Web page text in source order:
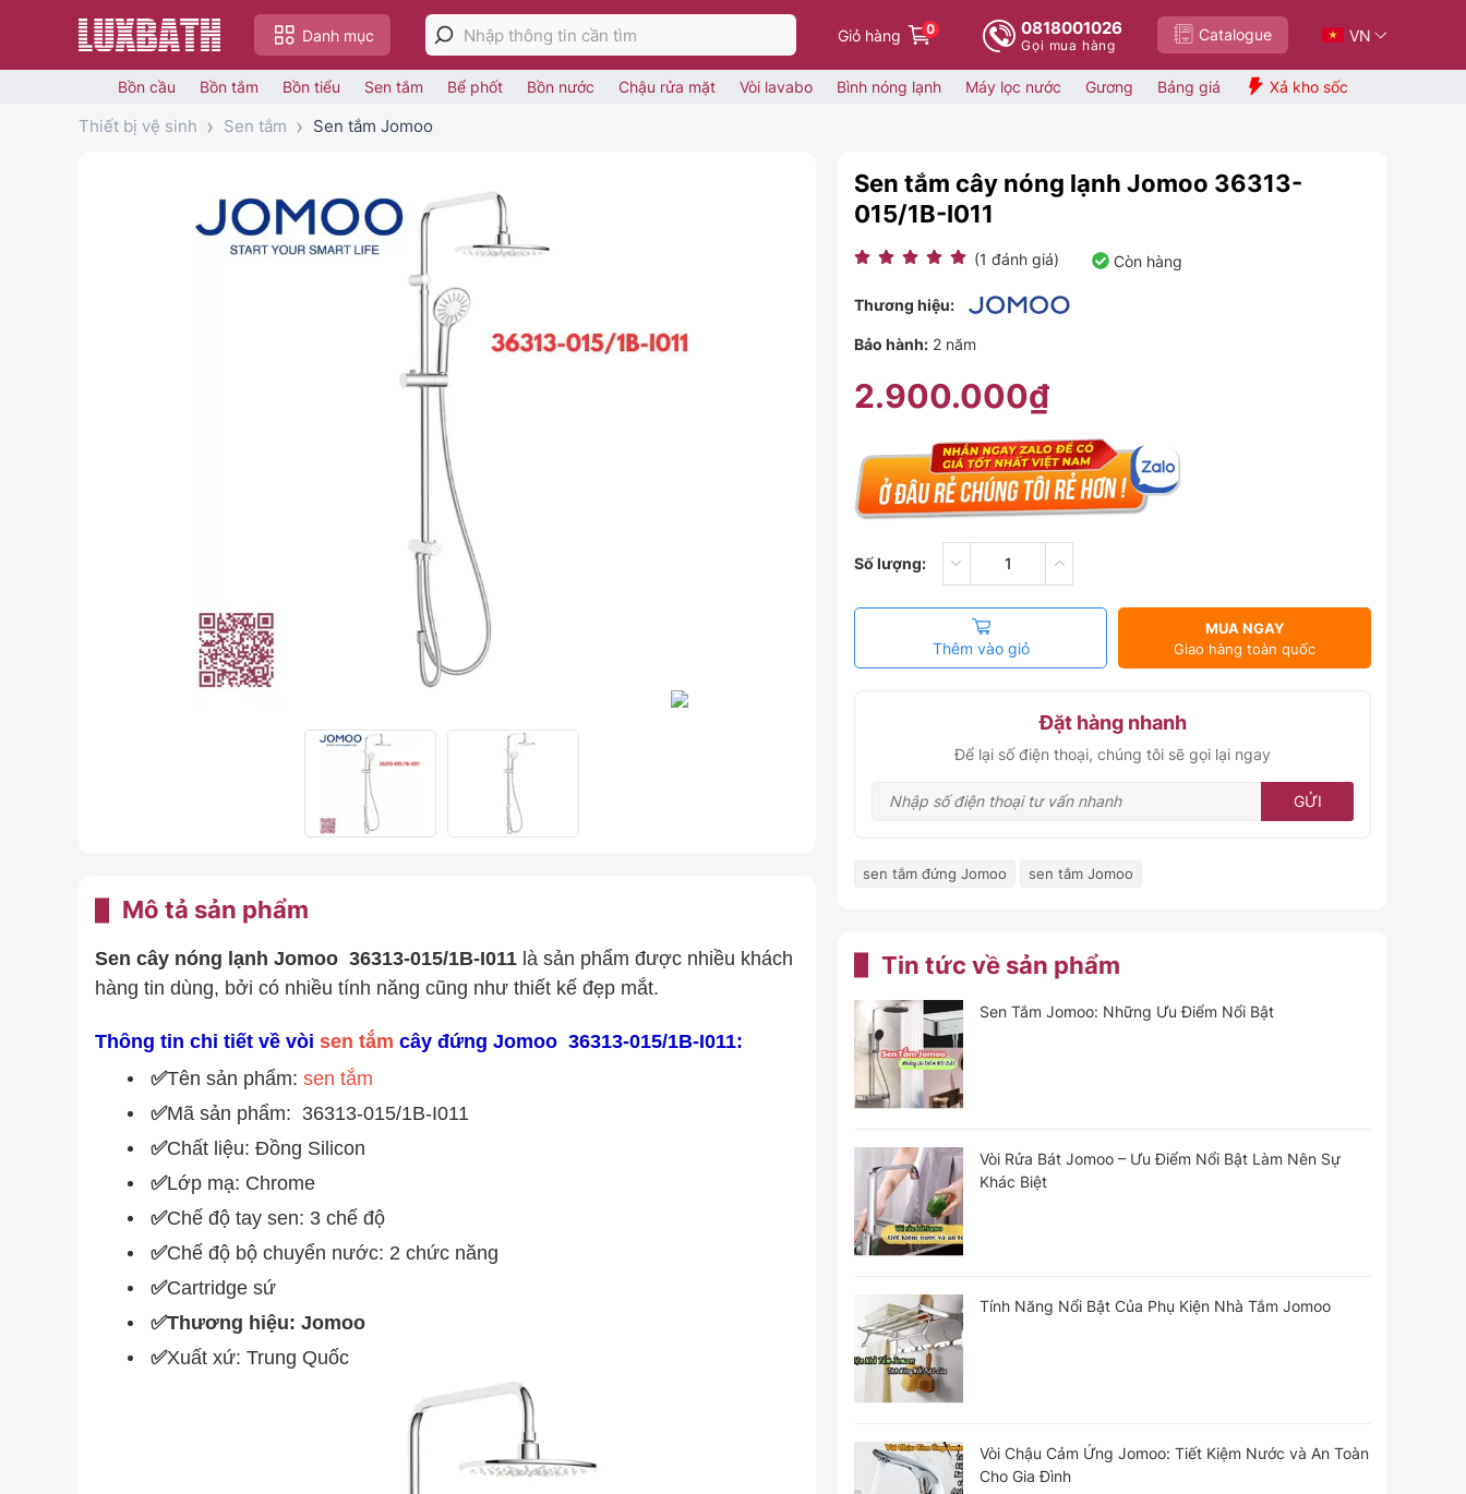
Danh mục Giỏ hàng 0 0818001026
Gọi mua hàng
Catalogue VN
Bồn cầu Bồn tắm Bồn tiểu Sen tắm Bể phốt Bồn nước Chậu rửa mặt Vòi lavabo Bình nóng lạnh Máy lọc nước Gương Bảng giá Xả kho sốc
Thiết bị vệ sinh Sen tắm Sen tắm Jomoo
Mô tả sản phẩm
Sen cây nóng lạnh Jomoo 36313-015/1B-I011 là sản phẩm được nhiều khách
hàng tin dùng, bởi có nhiều tính năng cũng như thiết kế đẹp mắt.
Thông tin chi tiết về vòi sen tắm cây đứng Jomoo 36313-015/1B-I011:
✅Tên sản phẩm: sen tắm
✅Mã sản phẩm: 36313-015/1B-I011
✅Chất liệu: Đồng Silicon
✅Lớp mạ: Chrome
✅Chế độ tay sen: 3 chế độ
✅Chế độ bộ chuyển nước: 2 chức năng
✅Cartridge sứ
✅Thương hiệu: Jomoo
✅Xuất xứ: Trung Quốc
Sen tắm cây nóng lạnh Jomoo 36313-
015/1B-I011
(1 đánh giá) Còn hàng
Thương hiệu:
Bảo hành: 2 năm
2.900.000₫
Số lượng:
Thêm vào giỏ
MUA NGAY
Giao hàng toàn quốc
Đặt hàng nhanh
Để lại số điện thoại, chúng tôi sẽ gọi lại ngay
GỬI
sen tắm đứng Jomoo sen tắm Jomoo
Tin tức về sản phẩm
Sen Tắm Jomoo: Những Ưu Điểm Nổi Bật
Vòi Rửa Bát Jomoo – Ưu Điểm Nổi Bật Làm Nên Sự
Khác Biệt
Tính Năng Nổi Bật Của Phụ Kiện Nhà Tắm Jomoo
Vòi Chậu Cảm Ứng Jomoo: Tiết Kiệm Nước và An Toàn
Cho Gia Đình